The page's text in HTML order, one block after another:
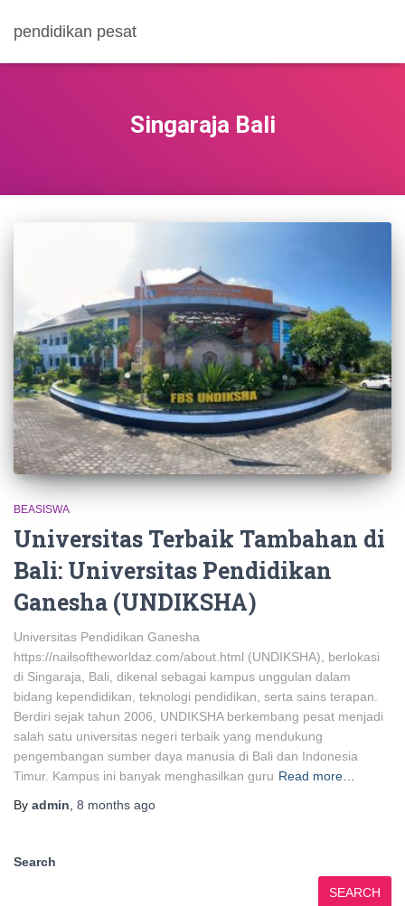
pendidikan pesat
Singaraja Bali
BEASISWA
Universitas Terbaik Tambahan di
Bali: Universitas Pendidikan
Ganesha (UNDIKSHA)
Universitas Pendidikan Ganesha
https://nailsoftheworldaz.com/about.html (UNDIKSHA), berlokasi
di Singaraja, Bali, dikenal sebagai kampus unggulan dalam
bidang kependidikan, teknologi pendidikan, serta sains terapan.
Berdiri sejak tahun 2006, UNDIKSHA berkembang pesat menjadi
salah satu universitas negeri terbaik yang mendukung
pengembangan sumber daya manusia di Bali dan Indonesia
Timur. Kampus ini banyak menghasilkan guru Read more…
By admin 8 months ago
Search
SEARCH